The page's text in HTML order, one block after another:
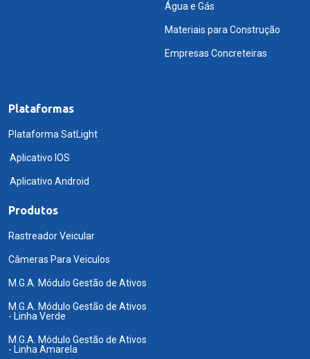
Água e Gás
Materiais para Construção
Empresas Concreteiras
Plataformas
Plataforma SatLight
Aplicativo IOS
Aplicativo Android
Produtos
Rastreador Veicular
Câmeras Para Veiculos
M.G.A. Módulo Gestão de Ativos
M.G.A. Módulo Gestão de Ativos
- Linha Verde
M.G.A. Módulo Gestão de Ativos
- Linha Amarela